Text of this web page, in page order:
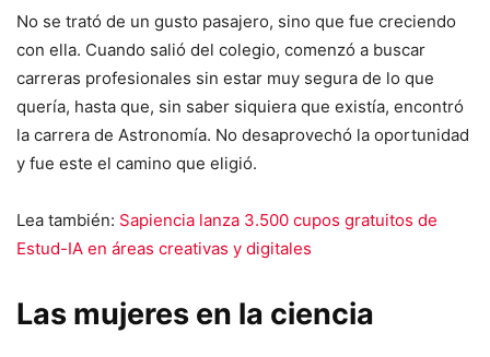
No se trató de un gusto pasajero, sino que fue creciendo
con ella. Cuando salió del colegio, comenzó a buscar
carreras profesionales sin estar muy segura de lo que
quería, hasta que, sin saber siquiera que existía, encontró
la carrera de Astronomía. No desaprovechó la oportunidad
y fue este el camino que eligió.
Lea también: Sapiencia lanza 3.500 cupos gratuitos de
Estud-IA en áreas creativas y digitales
Las mujeres en la ciencia